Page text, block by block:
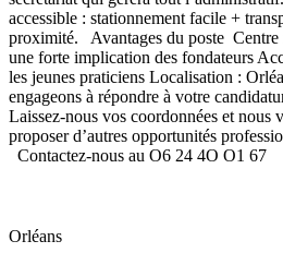
accessible : stationnement facile +
proximité. Avantages du poste Centre
une forte implication des fondateurs
les jeunes praticiens Localisation :
engageons à répondre à votre
Laissez-nous vos coordonnées et nous
proposer d’autres opportunités
Contactez-nous au O6 24 4O O1 67
Orléans